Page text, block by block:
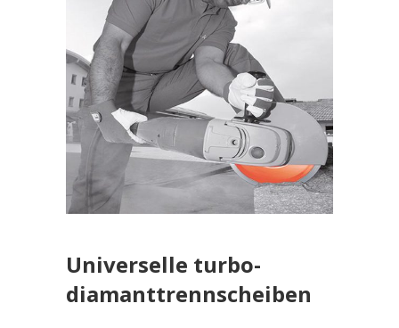
Universelle turbo-
diamanttrennscheiben